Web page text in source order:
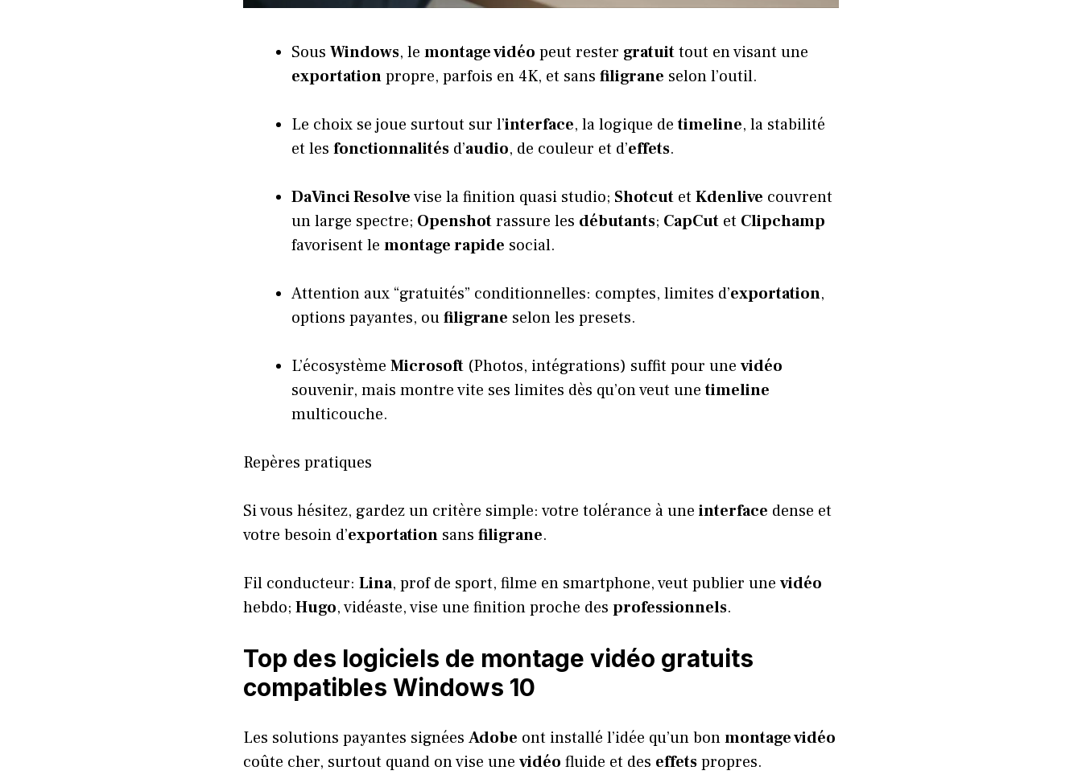
Sous Windows, le montage vidéo peut rester gratuittout en visant une
exportationpropre, parfois en 4K, et sans filigrane selon l’outil.
Le choix se joue surtout sur l’interface, la logique detimeline, la stabilité
et les fonctionnalités d’audio, de couleur et d’effets.
DaVinci Resolvevise la finition quasi studio; Shotcut etKdenlive couvrent
un large spectre; Openshotrassure les débutants; CapCut et Clipchamp
favorisent le montage rapide social.
Attention aux “gratuités” conditionnelles: comptes, limites d’exportation,
options payantes, oufiligrane selon les presets.
L’écosystème Microsoft (Photos, intégrations) suffit pour une vidéo
souvenir, mais montre vite ses limites dès qu’on veut unetimeline
multicouche.
Repères pratiques
Si vous hésitez, gardez un critère simple: votre tolérance à une interface dense et
votre besoin d’exportation sans filigrane.
Fil conducteur: Lina, prof de sport, filme en smartphone, veut publier une vidéo
hebdo; Hugo, vidéaste, vise une finition proche des professionnels.
Top des logiciels de montage vidéo gratuits
compatibles Windows 10
Les solutions payantes signées Adobe ont installé l’idée qu’un bonmontage vidéo
coûte cher, surtout quand on vise une vidéo fluide et des effetspropres.